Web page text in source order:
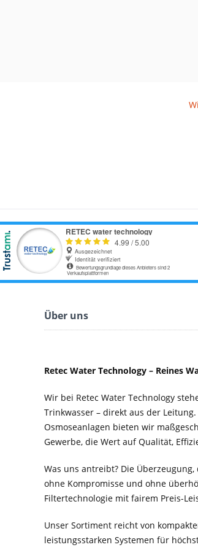
Über uns
Retec Water Technology – Reines
Wir bei Retec Water Technology
Trinkwasser – direkt aus der
Osmoseanlagen bieten wir
Gewerbe, die Wert auf Qualität,
Was uns antreibt? Die
ohne Kompromisse und ohne
Filtertechnologie mit fairem Preis-
Unser Sortiment reicht von
leistungsstarken Systemen für